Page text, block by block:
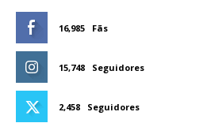
16,985 Fãs
15,748 Seguidores
2,458 Seguidores